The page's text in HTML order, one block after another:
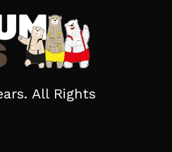
All Rights